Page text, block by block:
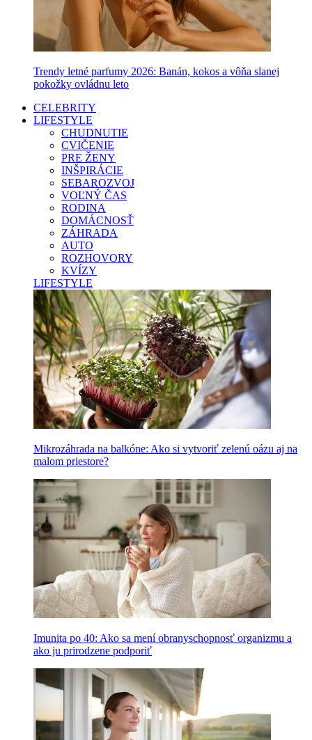
Trendy letné parfumy 2026: Banán, kokos a vôňa slanej
pokožky ovládnu leto
CELEBRITY
LIFESTYLE
CHUDNUTIE
CVIČENIE
PRE ŽENY
INŠPIRÁCIE
SEBAROZVOJ
VOĽNÝ ČAS
RODINA
DOMÁCNOSŤ
ZÁHRADA
AUTO
ROZHOVORY
KVÍZY
LIFESTYLE
Mikrozáhrada na balkóne: Ako si vytvoriť zelenú oázu aj na
malom priestore?
Imunita po 40: Ako sa mení obranyschopnosť organizmu a
ako ju prirodzene podporiť